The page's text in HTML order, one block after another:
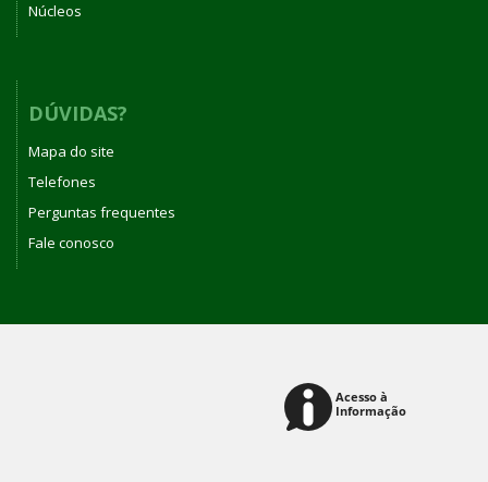
Núcleos
DÚVIDAS?
Mapa do site
Telefones
Perguntas frequentes
Fale conosco